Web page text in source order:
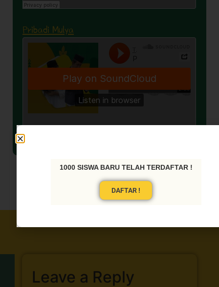
Pribadi Mulya
Leave a Reply
1000 SISWA BARU TELAH TERDAFTAR !
DAFTAR !